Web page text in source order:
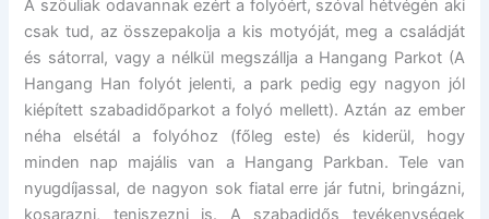
A szöuliak odavannak ezért a folyóért, szóval hétvégén aki
csak tud, az összepakolja a kis motyóját, meg a családját
és sátorral, vagy a nélkül megszállja a Hangang Parkot (A
Hangang Han folyót jelenti, a park pedig egy nagyon jól
kiépített szabadidőparkot a folyó mellett). Aztán az ember
néha elsétál a folyóhoz (főleg este) és kiderül, hogy
minden nap majális van a Hangang Parkban. Tele van
nyugdíjassal, de nagyon sok fiatal erre jár futni, bringázni,
kosarazni, teniszezni is. A szabadidős tevékenységek